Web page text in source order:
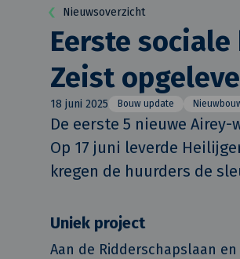
Nieuwsoverzicht
Eerste
Zeist
18 juni 2025 Bouw update
De eerste 5 nieuwe
Op 17 juni leverde
kregen de huurders de
Uniek project
Aan de Ridderschapslaan